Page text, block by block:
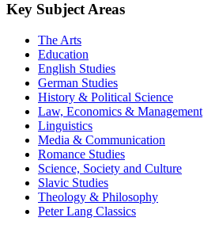
Key Subject Areas
The Arts
Education
English Studies
German Studies
History & Political Science
Law, Economics & Management
Linguistics
Media & Communication
Romance Studies
Science, Society and Culture
Slavic Studies
Theology & Philosophy
Peter Lang Classics